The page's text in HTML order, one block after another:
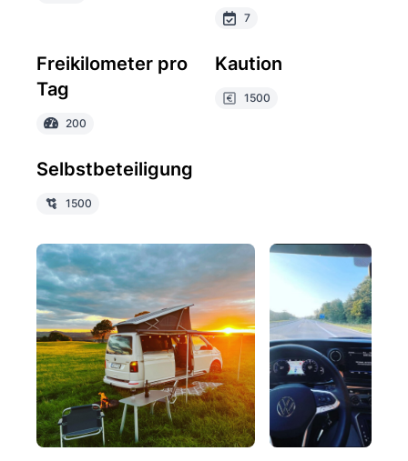
7
Freikilometer pro
Tag
200
Kaution
1500
Selbstbeteiligung
1500